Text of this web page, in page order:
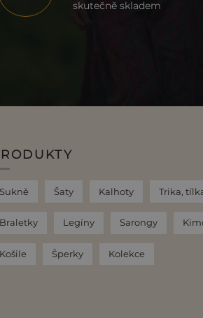
skutečně skladem
Sukně Šaty Kalhoty Trika,
Braletky Legíny Sarongy
Košile Šperky Kolekce